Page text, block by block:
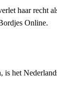
haar recht
Online.
is het